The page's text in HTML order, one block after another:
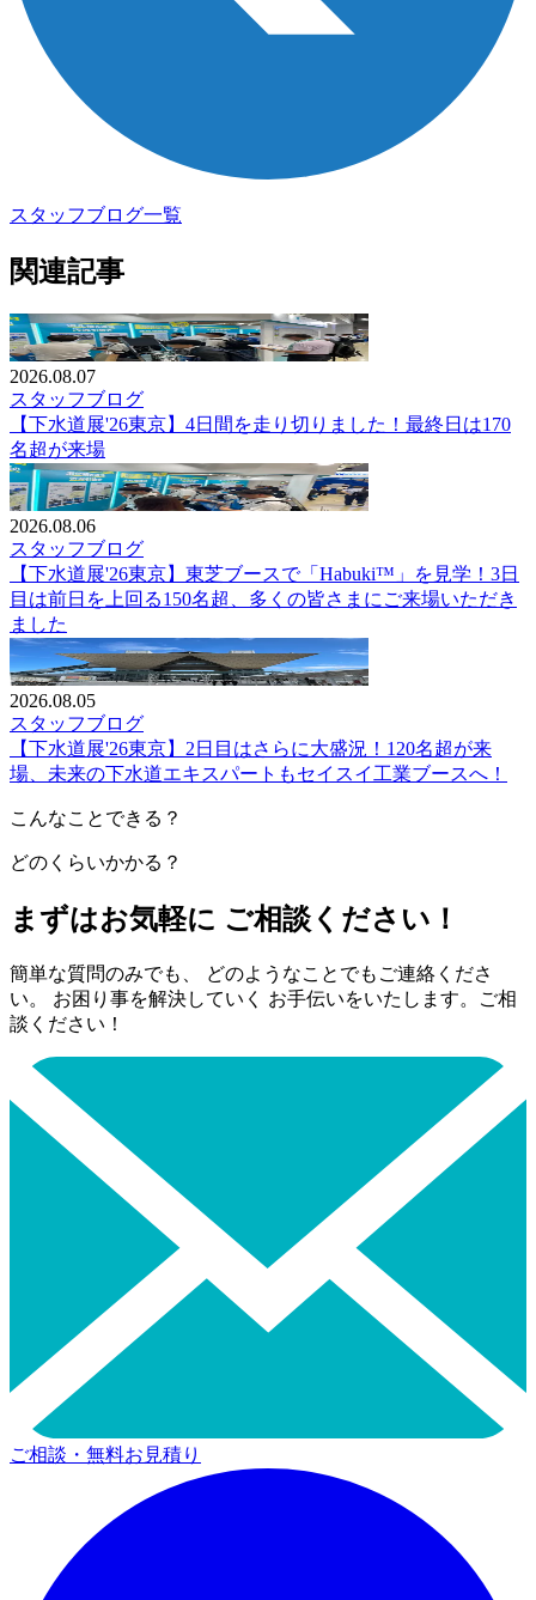
スタッフブログ一覧
関連記事
2026.08.07
スタッフブログ
【下水道展'26東京】4日間を走り切りました！最終日は170
名超が来場
2026.08.06
スタッフブログ
【下水道展'26東京】東芝ブースで「Habuki™」を見学！3日
目は前日を上回る150名超、多くの皆さまにご来場いただき
ました
2026.08.05
スタッフブログ
【下水道展'26東京】2日目はさらに大盛況！120名超が来
場、未来の下水道エキスパートもセイスイ工業ブースへ！
こんなことできる？
どのくらいかかる？
まずはお気軽に ご相談ください！
簡単な質問のみでも、 どのようなことでもご連絡くださ
い。 お困り事を解決していく お手伝いをいたします。ご相
談ください！
ご相談・無料お見積り